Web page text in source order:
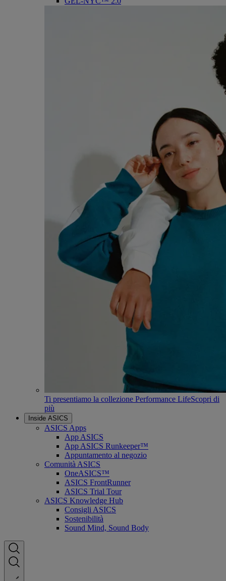
Ti presentiamo la collezione Performance LifeScopri di
più
Inside ASICS
ASICS Apps
App ASICS
App ASICS Runkeeper™
Appuntamento al negozio
Comunità ASICS
OneASICS™
ASICS FrontRunner
ASICS Trial Tour
ASICS Knowledge Hub
Consigli ASICS
Sostenibilità
Sound Mind, Sound Body